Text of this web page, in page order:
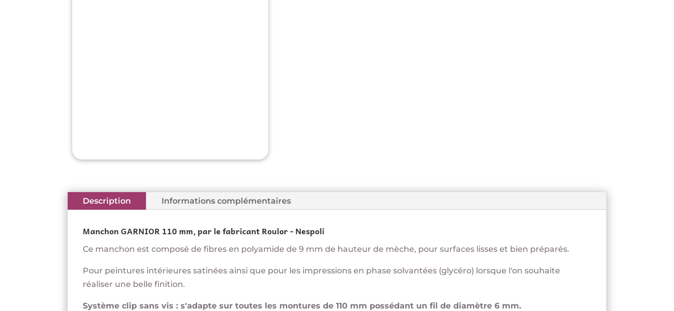
Description Informations complémentaires
Manchon GARNIOR 110 mm, par le fabricant Roulor - Nespoli
Ce manchon est composé de fibres en polyamide de 9 mm de hauteur de mèche, pour surfaces lisses et bien préparés.
Pour peintures intérieures satinées ainsi que pour les impressions en phase solvantées (glycéro) lorsque l'on souhaite
réaliser une belle finition.
Système clip sans vis : s'adapte sur toutes les montures de 110 mm possédant un fil de diamètre 6 mm.